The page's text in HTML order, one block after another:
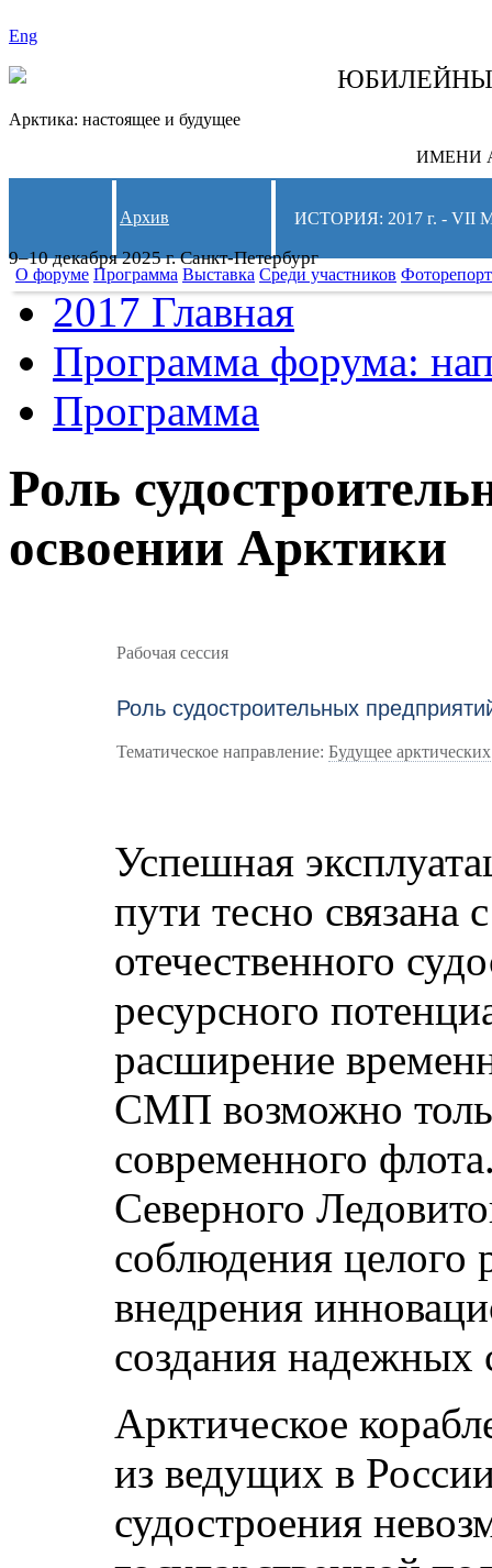
Eng
Арктика: настоящее и будущее
ИМЕНИ
9–10 декабря 2025 г. Санкт-Петербург
Архив ИСТОРИЯ: 2017 г. -
О форуме Программа Выставка Среди участников
2017 Главная
Программа форума:
Программа
Роль
освоении Арктики
Рабочая сессия
Роль судостроительных
Тематическое направление:Будущее
Успешная
пути тесно связана
отечественного
ресурсного
расширение
СМП возможно
современного
Северного
соблюдения целого
внедрения
создания надежных
Арктическое
из ведущих в
судостроения